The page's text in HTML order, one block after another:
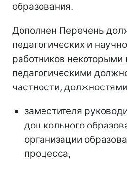
образования.
Дополнен Перечень
педагогических и
работников некоторыми
педагогическими
частности,
заместителя
дошкольного
организации
процесса,